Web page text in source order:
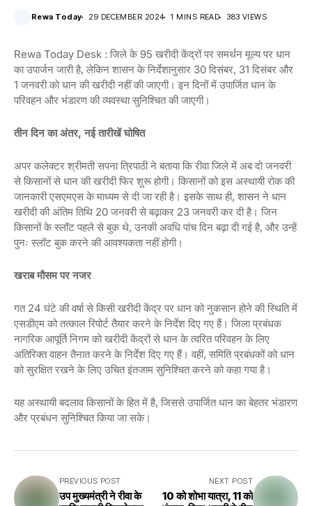
Rewa Today 29 DECEMBER 2024 1 MINS READ 383 VIEWS
Rewa Today Desk : जिले के 95 खरीदी केंद्रों पर समर्थन मूल्य पर धान
का उपार्जन जारी है, लेकिन शासन के निर्देशानुसार 30 दिसंबर, 31 दिसंबर और
1 जनवरी को धान की खरीदी नहीं की जाएगी। इन दिनों में उपार्जित धान के
परिवहन और भंडारण की व्यवस्था सुनिश्चित की जाएगी।
तीन दिन का अंतर, नई तारीखें घोषित
अपर कलेक्टर श्रीमती सपना त्रिपाठी ने बताया कि रीवा जिले में अब दो जनवरी
से किसानों से धान की खरीदी फिर शुरू होगी। किसानों को इस अस्थायी रोक की
जानकारी एसएमएस के माध्यम से दी जा रही है। इसके साथ ही, शासन ने धान
खरीदी की अंतिम तिथि 20 जनवरी से बढ़ाकर 23 जनवरी कर दी है। जिन
किसानों के स्लॉट पहले से बुक थे, उनकी अवधि पांच दिन बढ़ा दी गई है, और उन्हें
पुनः स्लॉट बुक करने की आवश्यकता नहीं होगी।
खराब मौसम पर नजर
गत 24 घंटे की वर्षा से किसी खरीदी केंद्र पर धान को नुकसान होने की स्थिति में
एसडीएम को तत्काल रिपोर्ट तैयार करने के निर्देश दिए गए हैं। जिला प्रबंधक
नागरिक आपूर्ति निगम को खरीदी केंद्रों से धान के त्वरित परिवहन के लिए
अतिरिक्त वाहन तैनात करने के निर्देश दिए गए हैं। वहीं, समिति प्रबंधकों को धान
को सुरक्षित रखने के लिए उचित इंतजाम सुनिश्चित करने को कहा गया है।
यह अस्थायी बदलाव किसानों के हित में है, जिससे उपार्जित धान का बेहतर भंडारण
और प्रबंधन सुनिश्चित किया जा सके।
PREVIOUS POST
उप मुख्यमंत्री ने रीवा के
NEXT POST
10 को शोभा यात्रा, 11 को